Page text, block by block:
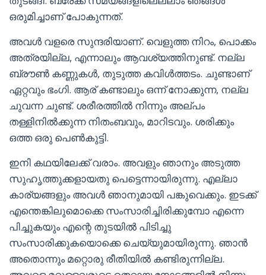
ഒരുമിച്ചാണ് പോകുന്നത്.
അവൾ വളരെ സുന്ദരിയാണ്. വെളുത്ത നിറം, പൊക്കം
അത്രയില്ല, എന്നാലും ആവശ്യത്തിനുണ്ട്. നല്ല
ബ്രൗൺ കണ്ണുകൾ, തുടുത്ത കവിൾത്തടം. ചുണ്ടാണ്
ഏറ്റവും ഭംഗി. ആര് കണ്ടാലും ഒന്ന് നോക്കുന്ന, നല്ല
ചുവന്ന ചുണ്ട്. ശരീരത്തിൽ നിന്നും അല്പം
തള്ളിനിൽക്കുന്ന നിതംബവും, മാറിടവും. ശരിക്കും
ഒത്ത ഒരു പെൺകുട്ടി.
ഇനി കഥയിലേക്ക്‌ വരാം. അവളും ഞാനും അടുത്ത
സുഹൃത്തുക്കളായതു പെട്ടെന്നായിരുന്നു. എല്ലാ
കാര്യങ്ങളും അവൾ ഞാനുമായി പങ്കുവെക്കും. ഇടക്ക്
എന്തെങ്കിലുമൊക്കെ സംസാരിച്ചിരിക്കുമ്പോ എന്നെ
പിച്ചുകയും എന്റെ തുടയിൽ പിടിച്ചു
സംസാരിക്കുകയൊക്കെ ചെയ്യുമായിരുന്നു. ഞാൻ
അതൊന്നും മറ്റൊരു രീതിയിൽ കണ്ടിരുന്നില്ല.